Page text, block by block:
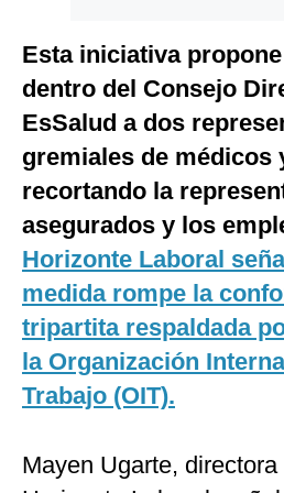
Esta iniciativa
dentro del Consejo
EsSalud a dos
gremiales de médicos
recortando la
asegurados y los
Horizonte Laboral
medida rompe la
tripartita respaldada
la Organización
Trabajo (OIT).
Mayen Ugarte,